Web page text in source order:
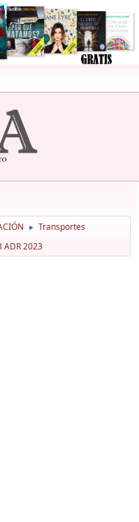
► Transportes
ADR 2023